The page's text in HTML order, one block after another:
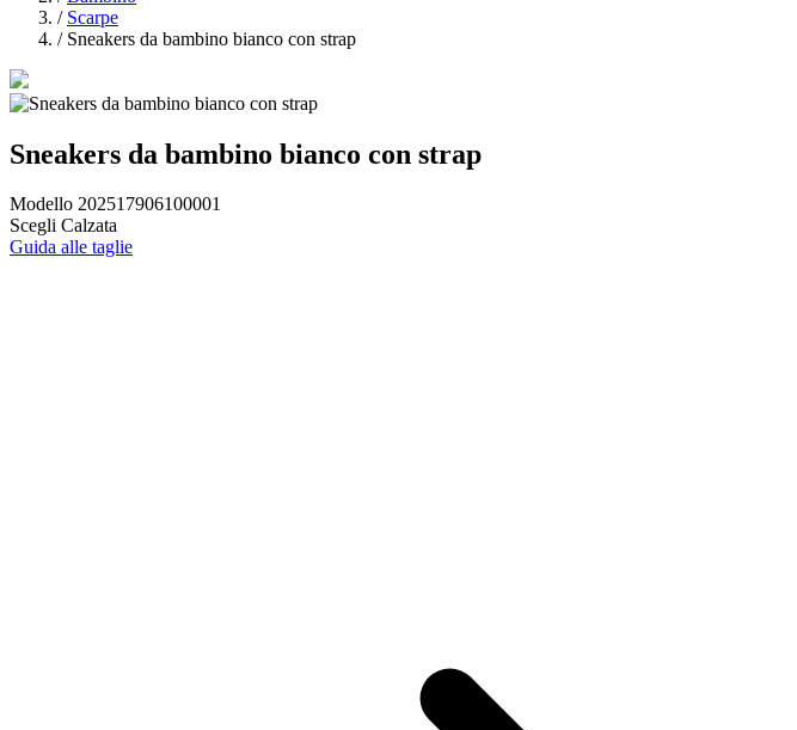
/ Scarpe
/ Sneakers da bambino bianco con strap
Sneakers da bambino bianco con strap
Modello 202517906100001
Scegli Calzata
Guida alle taglie